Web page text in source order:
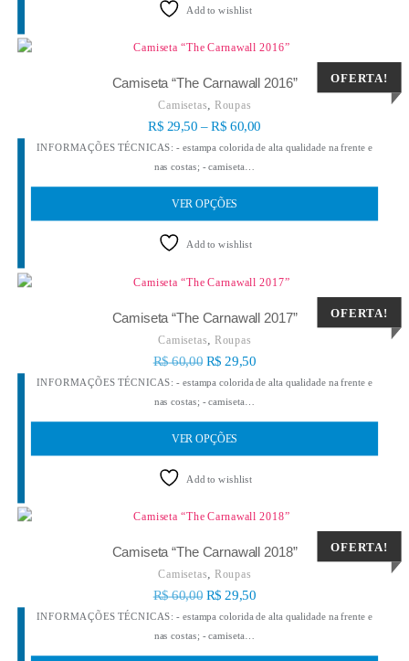
Add to wishlist
OFERTA!
Camiseta “The Carnawall 2016”
Camisetas Roupas
R$ 29,50 – R$ 60,00
INFORMAÇÕES TÉCNICAS: - estampa colorida de alta qualidade na frente e
nas costas; - camiseta…
VER OPÇÕES
Add to wishlist
OFERTA!
Camiseta “The Carnawall 2017”
Camisetas Roupas
R$60,00 R$ 29,50
INFORMAÇÕES TÉCNICAS: - estampa colorida de alta qualidade na frente e
nas costas; - camiseta…
VER OPÇÕES
Add to wishlist
OFERTA!
Camiseta “The Carnawall 2018”
Camisetas Roupas
R$60,00 R$ 29,50
INFORMAÇÕES TÉCNICAS: - estampa colorida de alta qualidade na frente e
nas costas; - camiseta…